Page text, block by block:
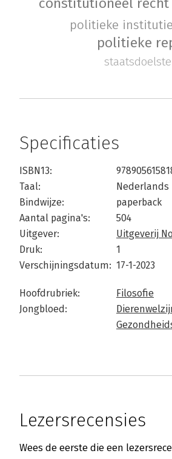
politieke
constitutioneel recht
politieke
Specificaties
ISBN13:
Taal:
Nederlands
Bindwijze:
paperback
Aantal pagina's:
504
Uitgever:
Uitgeverij
Druk:
1
Verschijningsdatum: 17-1-2023
Hoofdrubriek:
Filosofie
Jongbloed:
Lezersrecensies
Wees de eerste die een